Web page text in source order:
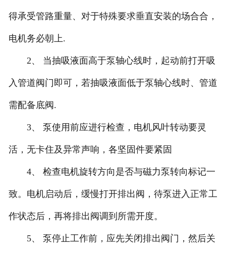
新闻中心
公司介绍
得承受管路重量、对于特殊要求垂直安装的场合合，
电机务必朝上.
2、 当抽吸液面高于泵轴心线时，起动前打开吸
入管道阀门即可，若抽吸液面低于泵轴心线时、管道
需配备底阀.
3、 泵使用前应进行检查，电机风叶转动要灵
活，无卡住及异常声响，各坚固件要紧固
4、 检查电机旋转方向是否与磁力泵转向标记一
致。电机启动后，缓慢打开排出阀，待泵进入正常工
作状态后，再将排出阀调到所需开度。
5、 泵停止工作前，应先关闭排出阀门，然后关